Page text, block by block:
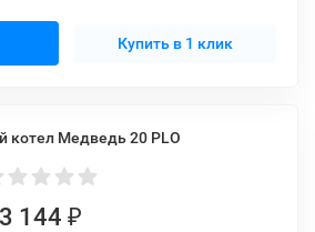
Купить в 1 клик
котел Медведь 20 PLO
144 ₽